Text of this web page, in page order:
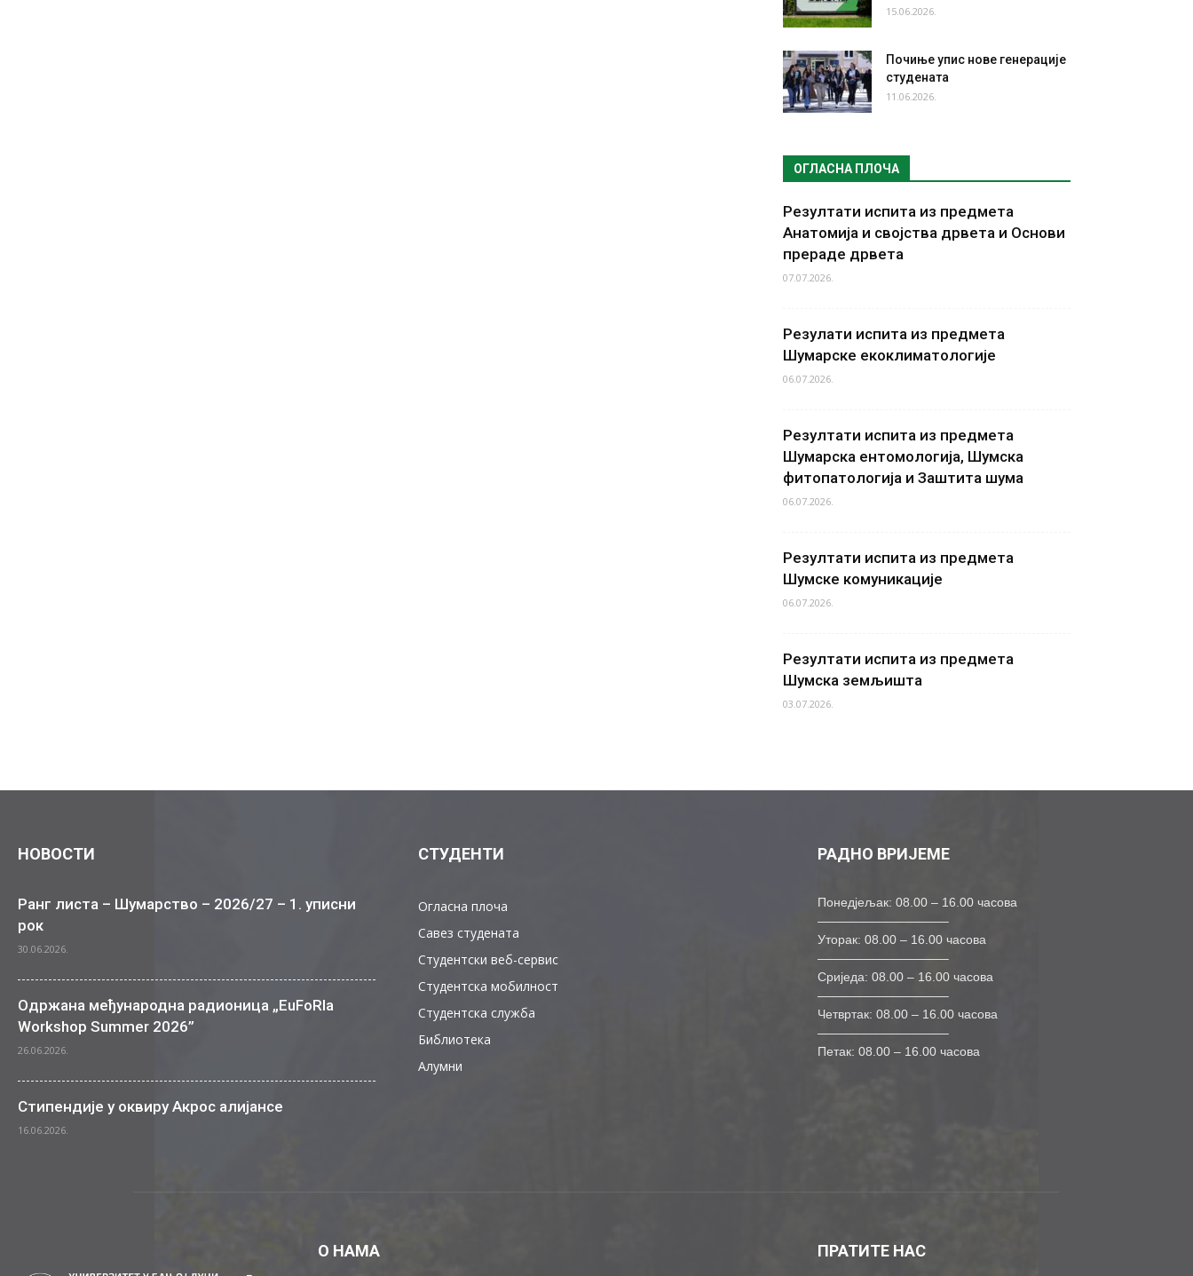
15.06.2026.
Почиње упис нове генерације
студената
11.06.2026.
ОГЛАСНА ПЛОЧА
Резултати испита из предмета
Анатомија и својства дрвета и Основи
прераде дрвета
07.07.2026.
Резулати испита из предмета
Шумарске екоклиматологије
06.07.2026.
Резултати испита из предмета
Шумарска ентомологија, Шумска
фитопатологија и Заштита шума
06.07.2026.
Резултати испита из предмета
Шумске комуникације
06.07.2026.
Резултати испита из предмета
Шумска земљишта
03.07.2026.
НОВОСТИ
Ранг листа – Шумарство – 2026/27 – 1. уписни
рок
30.06.2026.
Одржана међународна радионица „EuFoRIa
Workshop Summer 2026”
26.06.2026.
Стипендије у оквиру Акрос алијансе
16.06.2026.
СТУДЕНТИ
Огласна плоча
Савез студената
Студентски веб-сервис
Студентска мобилност
Студентска служба
Библиотека
Алумни
РАДНО ВРИЈЕМЕ
Понедјељак: 08.00 – 16.00 часова
——————————–
Уторак: 08.00 – 16.00 часова
——————————–
Сриједа: 08.00 – 16.00 часова
——————————–
Четвртак: 08.00 – 16.00 часова
——————————–
Петак: 08.00 – 16.00 часова
О НАМА ПРАТИТЕ НАС